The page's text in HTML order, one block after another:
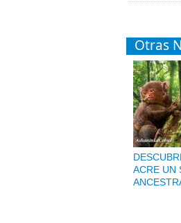
Otras
ACRE UN